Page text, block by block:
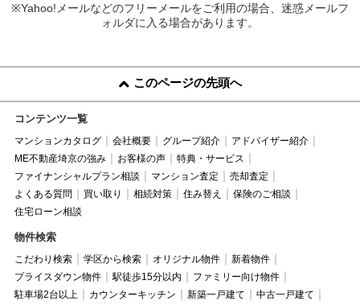
※Yahoo!メールなどのフリーメールをご利用の場合、迷惑メールフ
ォルダに入る場合があります。
このページの先頭へ
コンテンツ一覧
マンションカタログ 会社概要 グループ紹介
アドバイザー紹介
ME不動産埼京の強み
お客様の声
特典・サービス
ファイナンシャルプラン相談
マンション査定
売却査定
よくある質問
買い取り 相続対策 住み替え
保険のご相談
住宅ローン相談
物件検索
こだわり検索 学区から検索 オリジナル物件
新着物件
プライスダウン物件
駅徒歩15分以内
ファミリー向け物件
駐車場2台以上
カウンターキッチン 新築一戸建て
中古一戸建て